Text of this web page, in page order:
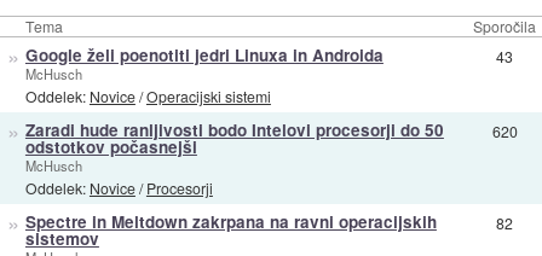
Tema Sporočila
» Google želi poenotiti jedri Linuxa in Androida
McHusch
Oddelek: Novice/Operacijski sistemi
43
» Zaradi hude ranljivosti bodo Intelovi procesorji do 50
odstotkov počasnejši
McHusch
Oddelek: Novice/Procesorji
620
» Spectre in Meltdown zakrpana na ravni operacijskih
sistemov
82